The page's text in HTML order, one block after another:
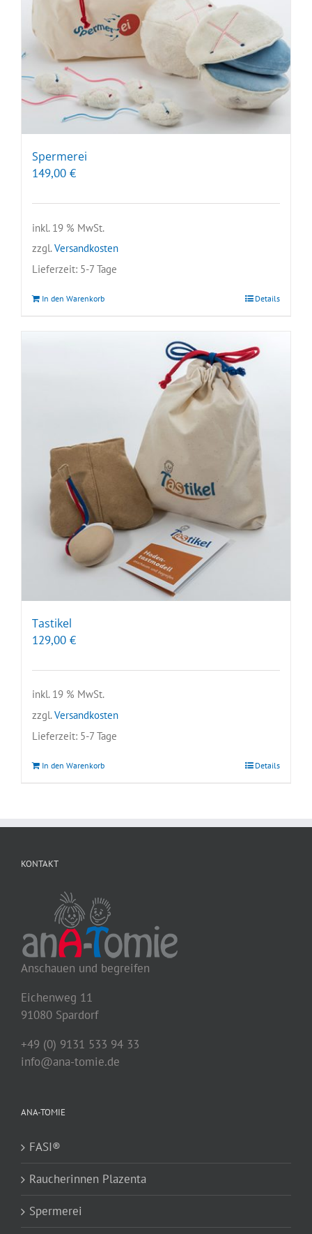
Spermerei
149,00 €
inkl. 19 % MwSt.
zzgl.Versandkosten
Lieferzeit: 5-7 Tage
In den Warenkorb Details
Tastikel
129,00 €
inkl. 19 % MwSt.
zzgl.Versandkosten
Lieferzeit: 5-7 Tage
In den Warenkorb Details
KONTAKT
Anschauen und begreifen
Eichenweg 11
91080 Spardorf
+49 (0) 9131 533 94 33
info@ana-tomie.de
ANA-TOMIE
FASI®
Raucherinnen Plazenta
Spermerei